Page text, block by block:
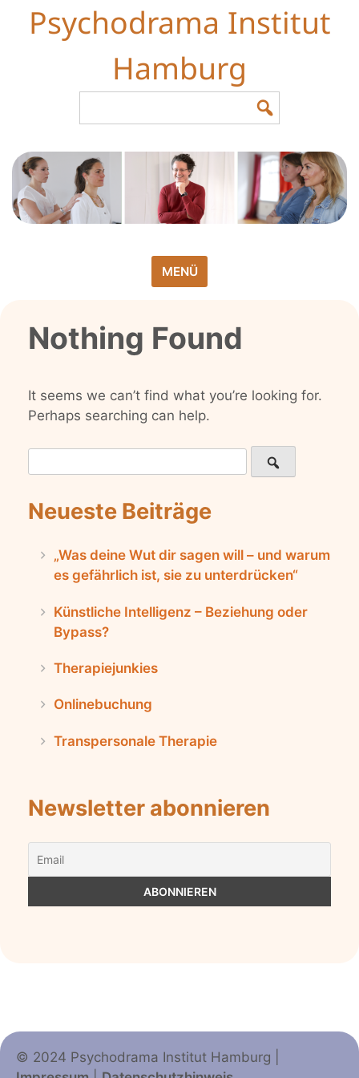
Psychodrama Institut
Hamburg
for:
MENÜ
Nothing Found
It seems we can’t find what you’re looking for.
Perhaps searching can help.
Search
for:
Neueste Beiträge
„Was deine Wut dir sagen will – und warum
es gefährlich ist, sie zu unterdrücken“
Künstliche Intelligenz – Beziehung oder
Bypass?
Therapiejunkies
Onlinebuchung
Transpersonale Therapie
Newsletter abonnieren
© 2024 Psychodrama Institut Hamburg |